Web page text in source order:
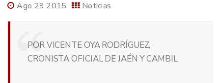
Ago 29 2015 Noticias
POR VICENTE OYA RODRÍGUEZ,
CRONISTA OFICIAL DE JAÉN Y CAMBIL